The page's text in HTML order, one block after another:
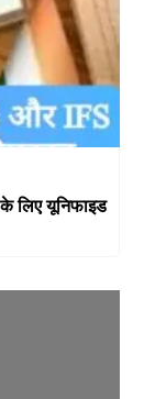
लिए यूनिफाइड